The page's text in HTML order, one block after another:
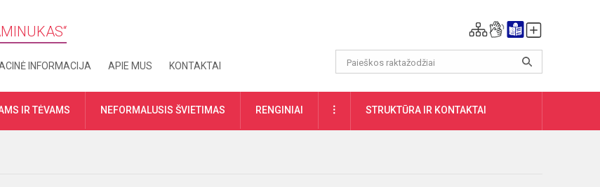
INFORMACIJA APIE MUS KONTAKTAI
IR TĖVAMS NEFORMALUSIS ŠVIETIMAS RENGINIAI DAUGIAUSTRUKTŪRA IR KONTAKTAI